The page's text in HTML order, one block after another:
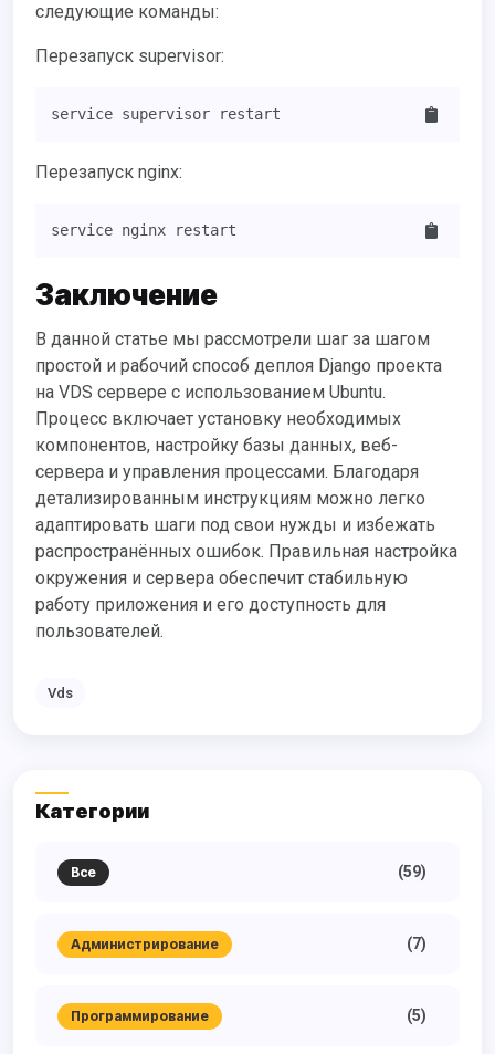
следующие команды:
Перезапуск supervisor:
service supervisor restart
Перезапуск nginx:
service nginx restart
Заключение
В данной статье мы рассмотрели шаг за шагом
простой и рабочий способ деплоя Django проекта
на VDS сервере с использованием Ubuntu.
Процесс включает установку необходимых
компонентов, настройку базы данных, веб-
сервера и управления процессами. Благодаря
детализированным инструкциям можно легко
адаптировать шаги под свои нужды и избежать
распространённых ошибок. Правильная настройка
окружения и сервера обеспечит стабильную
работу приложения и его доступность для
пользователей.
Vds
Категории
Все (59)
Администрирование (7)
Программирование (5)